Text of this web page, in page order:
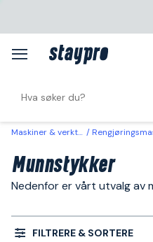
Maskiner & verktøy
Munnstykker
Nedenfor er vårt utvalg av
FILTRERE & SORTERE